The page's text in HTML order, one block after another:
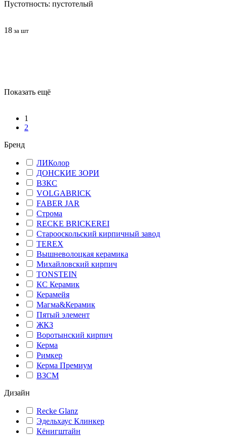
Пустотность: пустотелый
18 за шт
Показать ещё
1
2
Бренд
ЛИКолор
ДОНСКИЕ ЗОРИ
ВЗКС
VOLGABRICK
FABER JAR
Строма
RECKE BRICKEREI
Старооскольский кирпичный завод
TEREX
Вышневолоцкая керамика
Михайловский кирпич
TONSTEIN
КС Керамик
Керамейя
Магма&Керамик
Пятый элемент
ЖКЗ
Воротынский кирпич
Керма
Римкер
Керма Премиум
ВЗСМ
Дизайн
Recke Glanz
Эдельхаус Клинкер
Кёнигштайн